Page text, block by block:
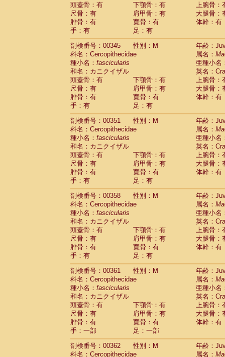
頭蓋骨：有
下顎骨：有
上腕骨：
尺骨：有
肩甲骨：有
大腿骨：
腓骨：有
寛骨：有
体幹：有
手：有
足：有
剖検番号：00345
性別：M
年齢：
科名：Cercopithecidae
属名：
種小名： fascicularis
亜種小名
和名：カニクイザル
英名：
頭蓋骨：有
下顎骨：有
上腕骨：
尺骨：有
肩甲骨：有
大腿骨：
腓骨：有
寛骨：有
体幹：有
手：有
足：有
剖検番号：00351
性別：M
年齢：
科名：Cercopithecidae
属名：
種小名： fascicularis
亜種小名
和名：カニクイザル
英名：
頭蓋骨：有
下顎骨：有
上腕骨：
尺骨：有
肩甲骨：有
大腿骨：
腓骨：有
寛骨：有
体幹：有
手：有
足：有
剖検番号：00358
性別：M
年齢：
科名：Cercopithecidae
属名：
種小名： fascicularis
亜種小名
和名：カニクイザル
英名：
頭蓋骨：有
下顎骨：有
上腕骨：
尺骨：有
肩甲骨：有
大腿骨：
腓骨：有
寛骨：有
体幹：有
手：有
足：有
剖検番号：00361
性別：M
年齢：
科名：Cercopithecidae
属名：
種小名： fascicularis
亜種小名
和名：カニクイザル
英名：
頭蓋骨：有
下顎骨：有
上腕骨：
尺骨：有
肩甲骨：有
大腿骨：
腓骨：有
寛骨：有
体幹：有
手：一部
足：一部
剖検番号：00362
性別：M
年齢：
科名：Cercopithecidae
属名：